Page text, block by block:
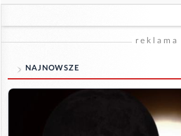
reklama
NAJNOWSZE